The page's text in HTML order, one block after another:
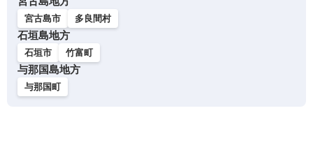
宮古島市 多良間村
石垣島地方
石垣市 竹富町
与那国島地方
与那国町